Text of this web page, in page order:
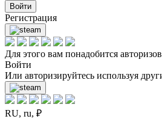
Войти
Регистрация
Для этого вам понадобится
Войти
Или авторизируйтесь используя
RU, ru, ₽